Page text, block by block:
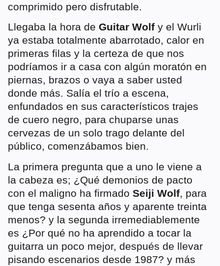
comprimido pero disfrutable.
Llegaba la hora de Guitar Wolf y el Wurli
ya estaba totalmente abarrotado, calor en
primeras filas y la certeza de que nos
podríamos ir a casa con algún moratón en
piernas, brazos o vaya a saber usted
donde más. Salía el trío a escena,
enfundados en sus característicos trajes
de cuero negro, para chuparse unas
cervezas de un solo trago delante del
público, comenzábamos bien.
La primera pregunta que a uno le viene a
la cabeza es; ¿Qué demonios de pacto
con el maligno ha firmado Seiji Wolf, para
que tenga sesenta años y aparente treinta
menos? y la segunda irremediablemente
es ¿Por qué no ha aprendido a tocar la
guitarra un poco mejor, después de llevar
pisando escenarios desde 1987? y más